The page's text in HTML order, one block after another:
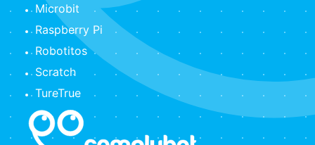
Microbit
Raspberry Pi
Robotitos
Scratch
TureTrue